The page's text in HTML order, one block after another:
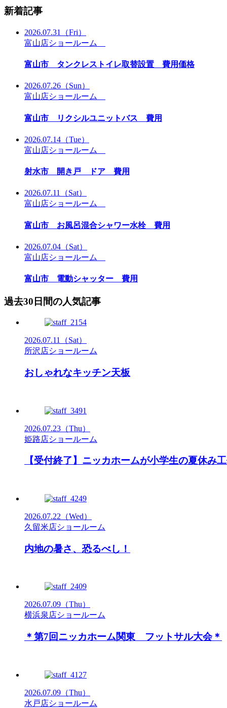
新着記事
2026.07.31
（Fri）
富山店ショールーム
富山市 タンクレストイレ取替設置 費用価格
2026.07.26 （Sun）
富山店ショールーム
富山市 リクシルユニットバス 費用
2026.07.14 （Tue）
富山店ショールーム
射水市 開き戸 ドア 費用
2026.07.11
（Sat）
富山店ショールーム
富山市 お風呂混合シャワー水栓 費用
2026.07.04 （Sat）
富山店ショールーム
富山市 電動シャッター 費用
過去30日間の人気記事
2026.07.11
（Sat）
所沢店ショールーム
おしゃれなキッチン天板
2026.07.23 （Thu）
姫路店ショールーム
【受付終了】ニッカホームが小学生の夏休み
2026.07.22 （Wed）
久留米店ショールーム
内地の暑さ、恐るべし！
2026.07.09 （Thu）
横浜泉店ショールーム
＊第7回ニッカホーム関東 フットサル大会＊
2026.07.09 （Thu）
水戸店ショールーム